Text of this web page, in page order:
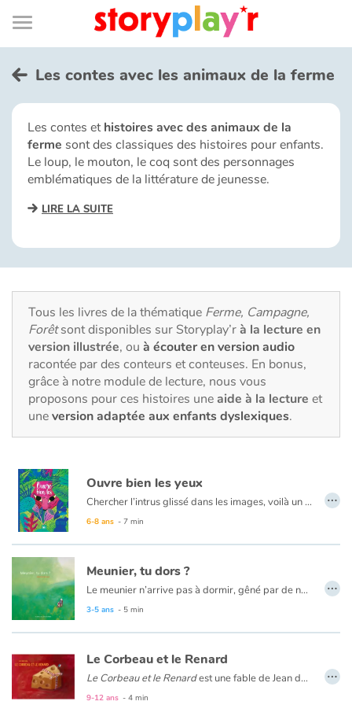
Connexion
Bibliothèque
de
page
Menu
Je me connecte
Tester gratuitement
Bibliothèque
Prix
Contes d'ici et d'ailleurs
Fable, mythe, littérature et poésie
Princesses et princes, rois, reines et dragons
Ogres, monstres et sorcières
Héroïnes et héros
Écologie, nature, saisons
Les animaux
Voyage, épopée, enquête, aventure
Autour du monde
Apprentissage
Les contes avec les animaux de la ferme
Les contes ethistoires avec des animaux de la
ferme sont des classiques des histoires pour enfants.
Le loup, le mouton, le coq sont des personnages
emblématiques de la littérature de jeunesse.
LIRE LA SUITE
Tous les livres de la thématique Ferme, Campagne,
Forêtsont disponibles sur Storyplay’rà la lecture en
version illustrée, ou à écouter en version audio
racontée par des conteurs et conteuses. En bonus,
grâce à notre module de lecture, nous vous
proposons pour ces histoires uneaide à la lecture et
uneversion adaptée aux enfants dyslexiques.
Ouvre bien les yeux
Chercher l’intrus glissé dans les images, voilà un nouveau jeu à dévorer ! À l’enfant de deviner grâce aux indices qui n’a pas sa place dans le tableau. Observation et réflexion se mêlent dans un livre-jeu qui commence dès la couverture de l’album. Un « cherche et trouve » aux illustrations colorées et tendance pour sensibiliser l’enfant à la préservation de l’environnement.
6-8 ans - 7 min
…
Meunier, tu dors ?
Le meunier n’arrive pas à dormir, gêné par de nombreux importuns. Pour les chasser, son moulin tournera de plus en plus vite.
3-5 ans - 5 min
…
Le Corbeau et le Renard
Le Corbeau et le Renardest une fable de Jean de La Fontaine qui illustre le caractère malin du renard, repris dans bon nombre d’histoires pour enfants.
9-12 ans - 4 min
…